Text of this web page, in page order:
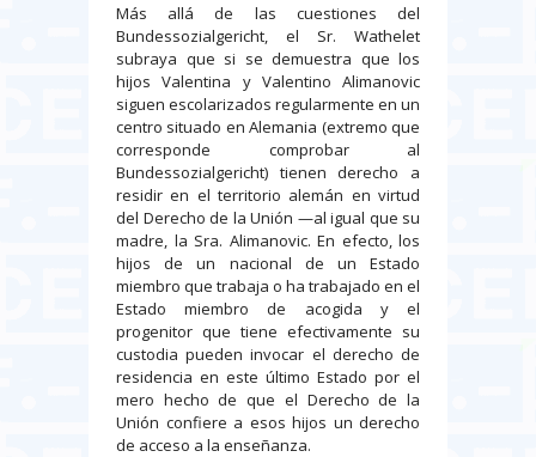
Más allá de las cuestiones del
Bundessozialgericht, el Sr. Wathelet
subraya que si se demuestra que los
hijos Valentina y Valentino Alimanovic
siguen escolarizados regularmente en un
centro situado en Alemania (extremo que
corresponde comprobar al
Bundessozialgericht) tienen derecho a
residir en el territorio alemán en virtud
del Derecho de la Unión —al igual que su
madre, la Sra. Alimanovic. En efecto, los
hijos de un nacional de un Estado
miembro que trabaja o ha trabajado en el
Estado miembro de acogida y el
progenitor que tiene efectivamente su
custodia pueden invocar el derecho de
residencia en este último Estado por el
mero hecho de que el Derecho de la
Unión confiere a esos hijos un derecho
de acceso a la enseñanza.